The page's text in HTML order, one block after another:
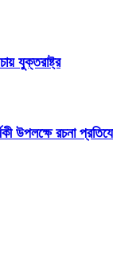
যুক্তরাষ্ট্র
উপলক্ষে রচনা